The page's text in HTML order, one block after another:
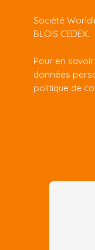
Société
BLOIS CEDEX.
Pour en
données
politique de